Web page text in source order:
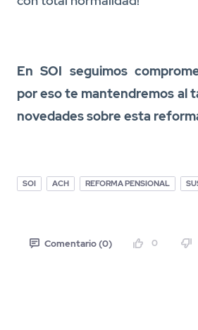
En SOI seguimos
por eso te mantendremos al
novedades sobre esta
SOI ACH REFORMA PENSIONAL
Comentario (0) 0